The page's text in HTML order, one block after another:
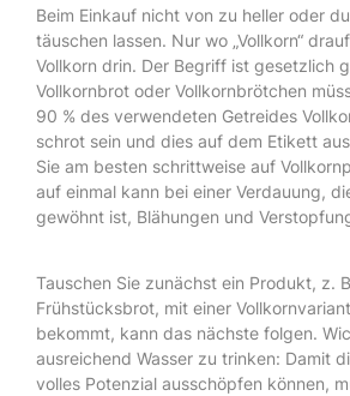
Beim Einkauf nicht von zu heller oder
täuschen lassen. Nur wo „Vollkorn“
Vollkorn drin. Der Begriff ist gesetzlich
Vollkornbrot oder Vollkornbrötchen
90 % des verwendeten Getreides
schrot sein und dies auf dem Etikett
Sie am besten schrittweise auf
auf einmal kann bei einer Verdauung,
gewöhnt ist, Blähungen und
Tauschen Sie zunächst ein Produkt, z.
Frühstücksbrot, mit einer
bekommt, kann das nächste folgen.
ausreichend Wasser zu trinken: Damit
volles Potenzial ausschöpfen können,